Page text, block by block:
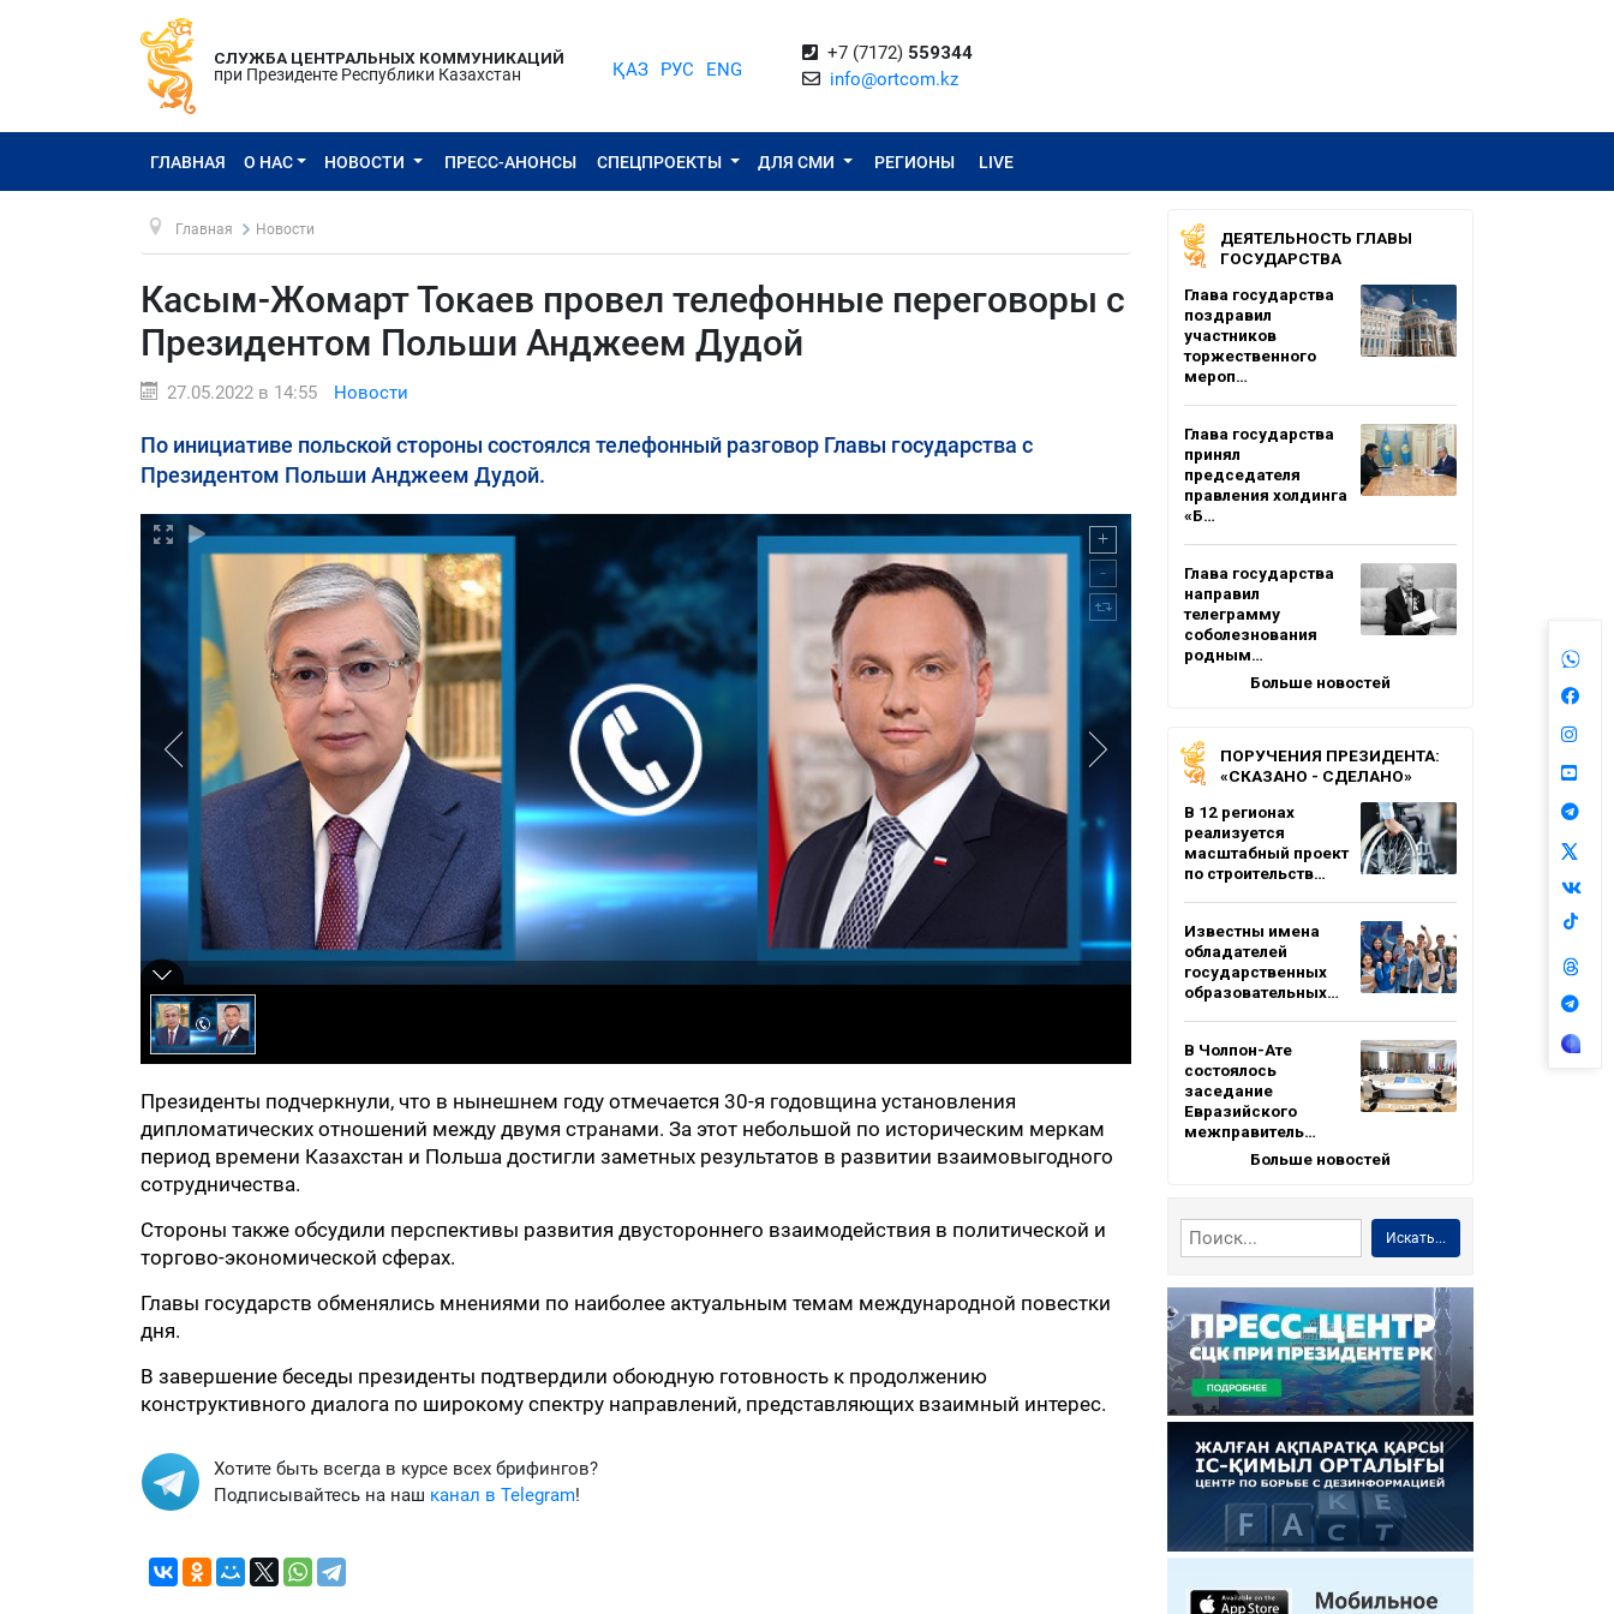
СЛУЖБА ЦЕНТРАЛЬНЫХ КОММУНИКАЦИЙ
при Президенте Республики Казахстан
ҚАЗ РУС ENG
+7 (7172) 559344
info@ortcom.kz
ГЛАВНАЯ О НАС НОВОСТИ ПРЕСС-АНОНСЫ СПЕЦПРОЕКТЫ ДЛЯ СМИ РЕГИОНЫ LIVE
Главная Новости
Касым-Жомарт Токаев провел телефонные переговоры с
Президентом Польши Анджеем Дудой
27.05.2022 в 14:55 Новости
По инициативе польской стороны состоялся телефонный разговор Главы государства с
Президентом Польши Анджеем Дудой.
Президенты подчеркнули, что в нынешнем году отмечается 30-я годовщина установления
дипломатических отношений между двумя странами. За этот небольшой по историческим меркам
период времени Казахстан и Польша достигли заметных результатов в развитии взаимовыгодного
сотрудничества.
Стороны также обсудили перспективы развития двустороннего взаимодействия в политической и
торгово-экономической сферах.
Главы государств обменялись мнениями по наиболее актуальным темам международной повестки
дня.
В завершение беседы президенты подтвердили обоюдную готовность к продолжению
конструктивного диалога по широкому спектру направлений, представляющих взаимный интерес.
Хотите быть всегда в курсе всех брифингов?
Подписывайтесь на наш канал в Telegram!
ДЕЯТЕЛЬНОСТЬ ГЛАВЫ
ГОСУДАРСТВА
Глава государства
поздравил
участников
торжественного
мероп…
Глава государства
принял
председателя
правления холдинга
«Б…
Глава государства
направил
телеграмму
соболезнования
родным…
Больше новостей
ПОРУЧЕНИЯ ПРЕЗИДЕНТА:
«СКАЗАНО - СДЕЛАНО»
В 12 регионах
реализуется
масштабный проект
по строительств…
Известны имена
обладателей
государственных
образовательных…
В Чолпон-Ате
состоялось
заседание
Евразийского
межправитель…
Больше новостей
Искать...